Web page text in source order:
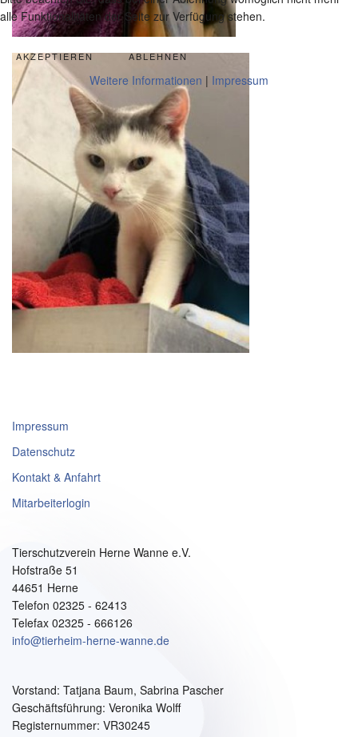
Impressum
Datenschutz
Kontakt & Anfahrt
Mitarbeiterlogin
Tierschutzverein Herne Wanne e.V.
Hofstraße 51
44651 Herne
Telefon 02325 - 62413
Telefax 02325 - 666126
info@tierheim-herne-wanne.de
Vorstand: Tatjana Baum, Sabrina Pascher
Geschäftsführung: Veronika Wolff
Registernummer: VR30245
alle Funktionalitäten der Seite zur Verfügung stehen.
AKZEPTIEREN ABLEHNEN
Weitere Informationen | Impressum